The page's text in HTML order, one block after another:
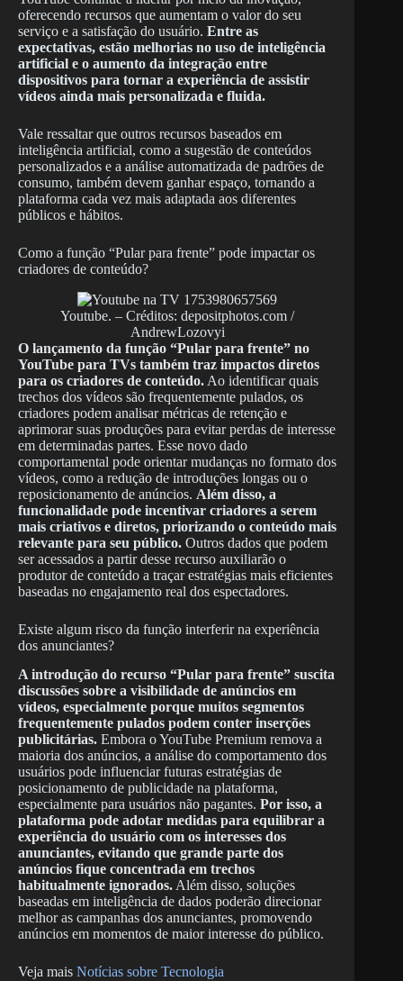
oferecendo recursos que aumentam o valor do seu
serviço e a satisfação do usuário. Entre as
expectativas, estão melhorias no uso de inteligência
artificial e o aumento da integração entre
dispositivos para tornar a experiência de assistir
vídeos ainda mais personalizada e fluida.
Vale ressaltar que outros recursos baseados em
inteligência artificial, como a sugestão de conteúdos
personalizados e a análise automatizada de padrões de
consumo, também devem ganhar espaço, tornando a
plataforma cada vez mais adaptada aos diferentes
públicos e hábitos.
Como a função “Pular para frente” pode impactar os
criadores de conteúdo?
Youtube. – Créditos: depositphotos.com /
AndrewLozovyi
O lançamento da função “Pular para frente” no
YouTube para TVs também traz impactos diretos
para os criadores de conteúdo. Ao identificar quais
trechos dos vídeos são frequentemente pulados, os
criadores podem analisar métricas de retenção e
aprimorar suas produções para evitar perdas de interesse
em determinadas partes. Esse novo dado
comportamental pode orientar mudanças no formato dos
vídeos, como a redução de introduções longas ou o
reposicionamento de anúncios. Além disso, a
funcionalidade pode incentivar criadores a serem
mais criativos e diretos, priorizando o conteúdo mais
relevante para seu público. Outros dados que podem
ser acessados a partir desse recurso auxiliarão o
produtor de conteúdo a traçar estratégias mais eficientes
baseadas no engajamento real dos espectadores.
Existe algum risco da função interferir na experiência
dos anunciantes?
A introdução do recurso “Pular para frente” suscita
discussões sobre a visibilidade de anúncios em
vídeos, especialmente porque muitos segmentos
frequentemente pulados podem conter inserções
publicitárias. Embora o YouTube Premium remova a
maioria dos anúncios, a análise do comportamento dos
usuários pode influenciar futuras estratégias de
posicionamento de publicidade na plataforma,
especialmente para usuários não pagantes. Por isso, a
plataforma pode adotar medidas para equilibrar a
experiência do usuário com os interesses dos
anunciantes, evitando que grande parte dos
anúncios fique concentrada em trechos
habitualmente ignorados.Além disso, soluções
baseadas em inteligência de dados poderão direcionar
melhor as campanhas dos anunciantes, promovendo
anúncios em momentos de maior interesse do público.
Veja mais Notícias sobre Tecnologia